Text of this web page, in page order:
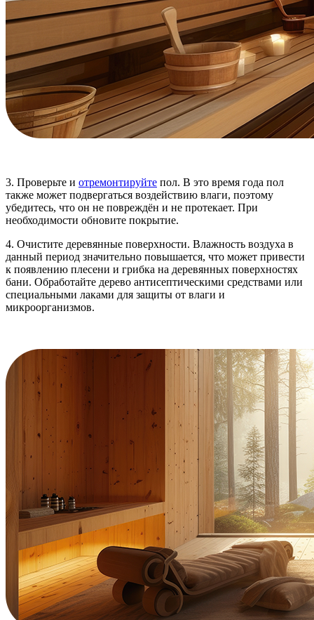
3. Проверьте и отремонтируйте пол. В это время года пол
также может подвергаться воздействию влаги, поэтому
убедитесь, что он не повреждён и не протекает. При
необходимости обновите покрытие.
4. Очистите деревянные поверхности. Влажность воздуха в
данный период значительно повышается, что может привести
к появлению плесени и грибка на деревянных поверхностях
бани. Обработайте дерево антисептическими средствами или
специальными лаками для защиты от влаги и
микроорганизмов.